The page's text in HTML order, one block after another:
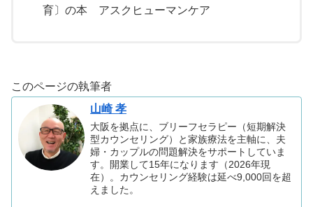
育〕の本 アスクヒューマンケア
このページの執筆者
山崎 孝
大阪を拠点に、ブリーフセラピー（短期解決
型カウンセリング）と家族療法を主軸に、夫
婦・カップルの問題解決をサポートしていま
す。開業して15年になります（2026年現
在）。カウンセリング経験は延べ9,000回を超
えました。